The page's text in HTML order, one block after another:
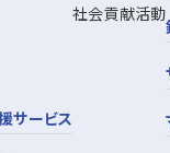
サービス
社会貢献活動